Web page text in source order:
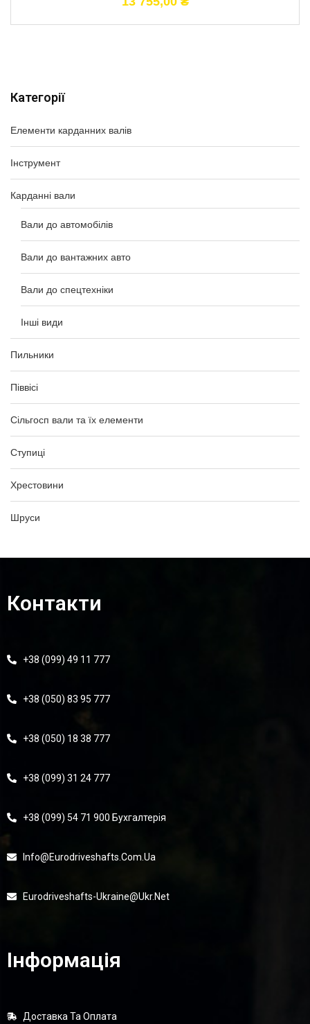
Категорії
Елементи карданних валів
Інструмент
Карданні вали
Вали до автомобілів
Вали до вантажних авто
Вали до спецтехніки
Інші види
Пильники
Піввісі
Сільгосп вали та їх елементи
Ступиці
Хрестовини
Шруси
Контакти
+38 (099) 49 11 777
+38 (050) 83 95 777
+38 (050) 18 38 777
+38 (099) 31 24 777
+38 (099) 54 71 900 Бухгалтерія
Info@eurodriveshafts.com.ua
Eurodriveshafts-Ukraine@ukr.net
Інформація
Доставка Та Оплата